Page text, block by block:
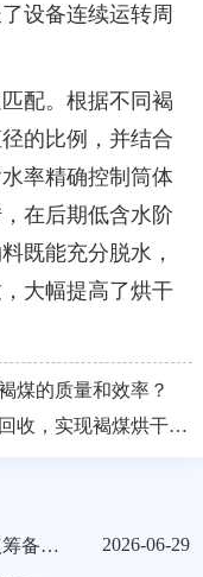
设备连续运转周
配。根据不同褐
的比例，并结合
率精确控制筒体
在后期低含水阶
既能充分脱水，
大幅提高了烘干
煤的质量和效率？
匹配高效热源与多级余热回收，实现褐煤烘干节能增效
郑州鼎力启动第 21 届全国干燥会议筹备工作 2026-06-29